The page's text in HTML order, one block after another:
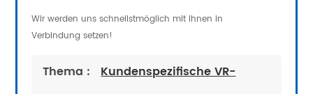
Wir werden uns schnellstmöglich mit Ihnen in
Verbindung setzen!
Thema :
Kundenspezifische VR-